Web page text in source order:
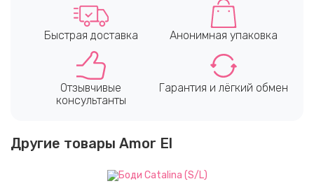
Быстрая доставка Анонимная упаковка
Отзывчивые
консультанты
Гарантия и лёгкий обмен
Другие товары Amor El